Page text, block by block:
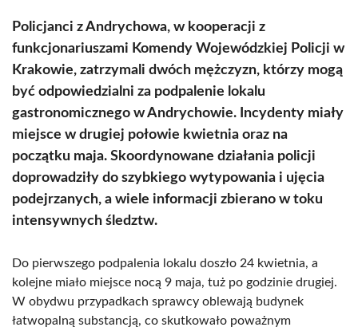
Policjanci z Andrychowa, w kooperacji z
funkcjonariuszami Komendy Wojewódzkiej Policji w
Krakowie, zatrzymali dwóch mężczyzn, którzy mogą
być odpowiedzialni za podpalenie lokalu
gastronomicznego w Andrychowie. Incydenty miały
miejsce w drugiej połowie kwietnia oraz na
początku maja. Skoordynowane działania policji
doprowadziły do szybkiego wytypowania i ujęcia
podejrzanych, a wiele informacji zbierano w toku
intensywnych śledztw.
Do pierwszego podpalenia lokalu doszło 24 kwietnia, a
kolejne miało miejsce nocą 9 maja, tuż po godzinie drugiej.
W obydwu przypadkach sprawcy oblewają budynek
łatwopalną substancją, co skutkowało poważnym